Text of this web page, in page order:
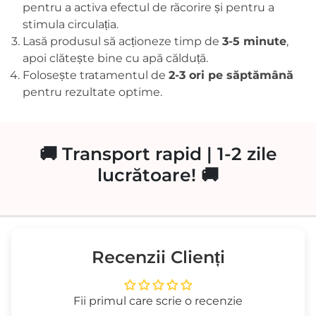
pentru a activa efectul de răcorire și pentru a
stimula circulația.
Lasă produsul să acționeze timp de 3-5 minute,
apoi clătește bine cu apă călduță.
Folosește tratamentul de 2-3 ori pe săptămână
pentru rezultate optime.
🚚 Transport rapid | 1-2 zile
lucrătoare! 🚚
Recenzii Clienți
Fii primul care scrie o recenzie